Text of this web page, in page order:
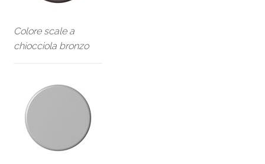
Colore scale a
chiocciola bronzo